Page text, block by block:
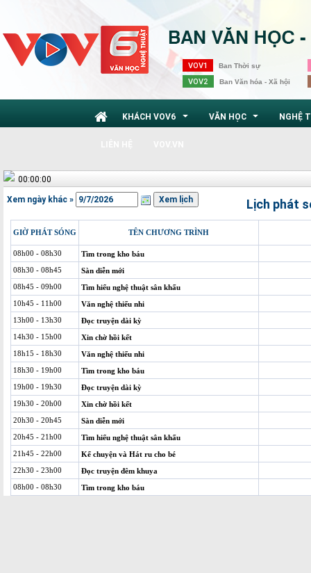
VOV1 Ban Thời sự
VOV2 Ban Văn hóa - Xã hội
KHÁCH VOV6 VĂN HỌC NGHỆ
00:00:00
Xem ngày khác » Lịch phát
GIỜ PHÁT SÓNG TÊN CHƯƠNG TRÌNH
08h00 - 08h30
Tìm trong kho báu
08h30 - 08h45
Sàn diễn mới
08h45 - 09h00
Tìm hiểu nghệ thuật sân khấu
10h45 - 11h00
Văn nghệ thiếu nhi
13h00 - 13h30
Đọc truyện dài kỳ
14h30 - 15h00
Xin chờ hồi kết
18h15 - 18h30
Văn nghệ thiếu nhi
18h30 - 19h00
Tìm trong kho báu
19h00 - 19h30
Đọc truyện dài kỳ
19h30 - 20h00
Xin chờ hồi kết
20h30 - 20h45
Sàn diễn mới
20h45 - 21h00
Tìm hiểu nghệ thuật sân khấu
21h45 - 22h00
Kể chuyện và Hát ru cho bé
22h30 - 23h00
Đọc truyện đêm khuya
08h00 - 08h30
Tìm trong kho báu